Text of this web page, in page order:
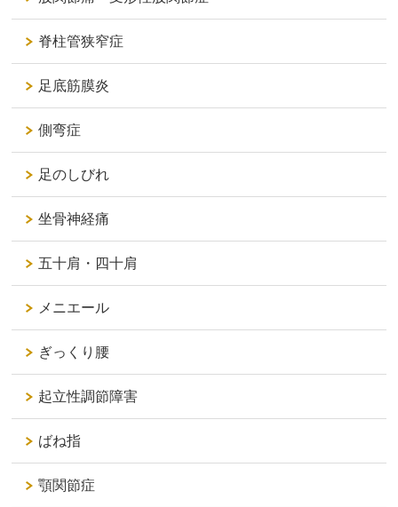
脊柱管狭窄症
足底筋膜炎
側弯症
足のしびれ
坐骨神経痛
五十肩・四十肩
メニエール
ぎっくり腰
起立性調節障害
ばね指
顎関節症